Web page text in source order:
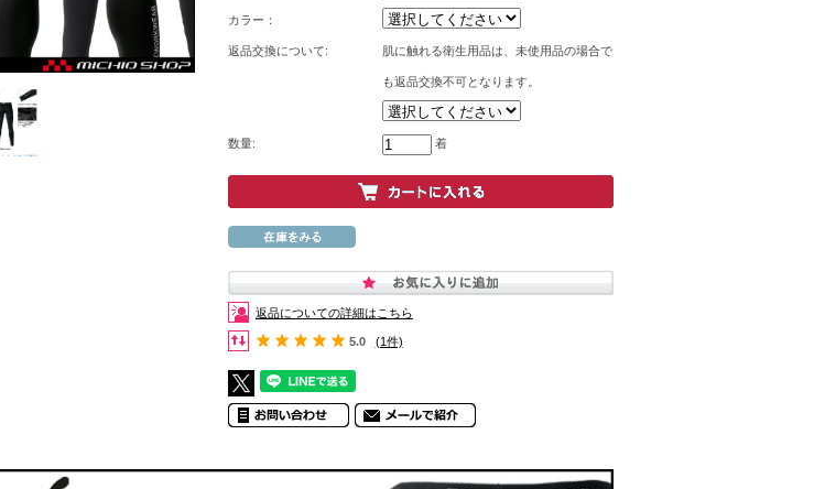
カラー：
返品交換について: 肌に触れる衛生用品は、未使用品の場合で
も返品交換不可となります。
数量: 着
返品についての詳細はこちら
5.0 (1件)